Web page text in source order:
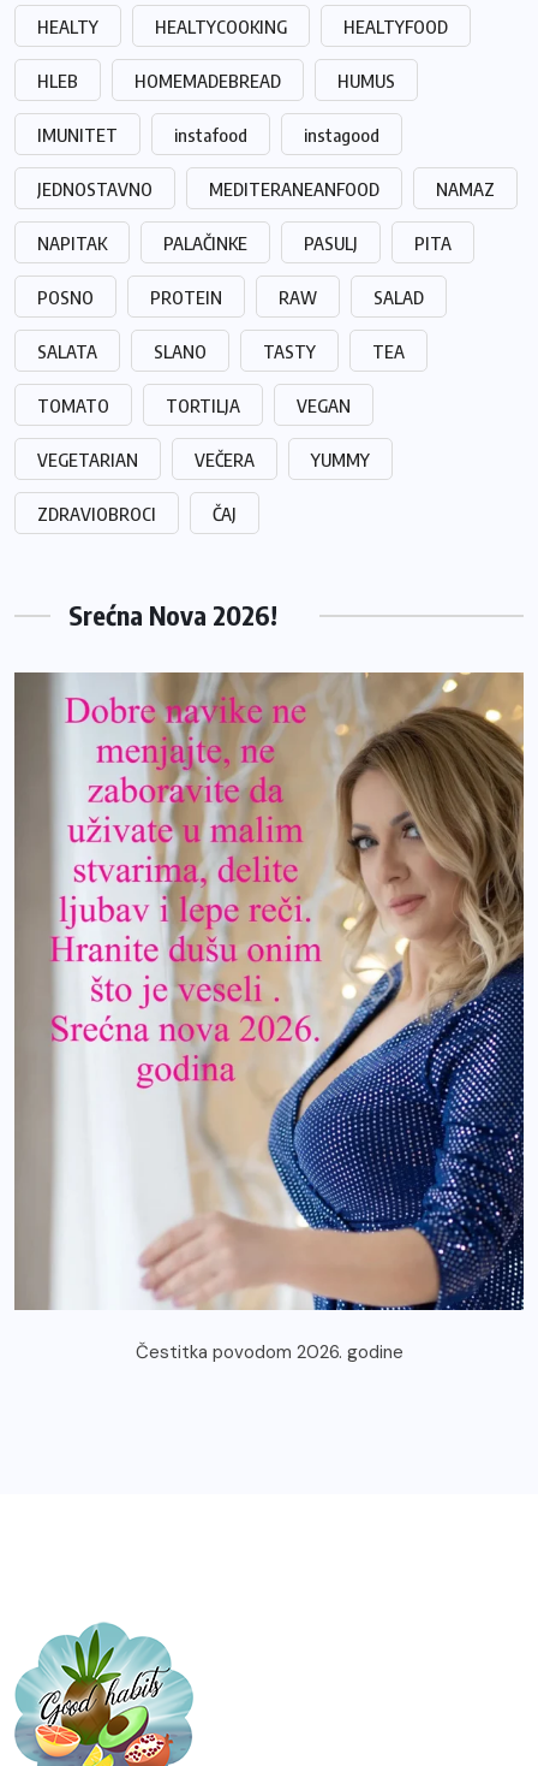
HEALTY HEALTYCOOKING HEALTYFOOD
HLEB HOMEMADEBREAD HUMUS
IMUNITET instafood instagood
JEDNOSTAVNO MEDITERANEANFOOD NAMAZ
NAPITAK PALAČINKE PASULJ PITA
POSNO PROTEIN RAW SALAD
SALATA SLANO TASTY TEA
TOMATO TORTILJA VEGAN
VEGETARIAN VEČERA YUMMY
ZDRAVIOBROCI ČAJ
Srećna Nova 2026!
Čestitka povodom 2026. godine